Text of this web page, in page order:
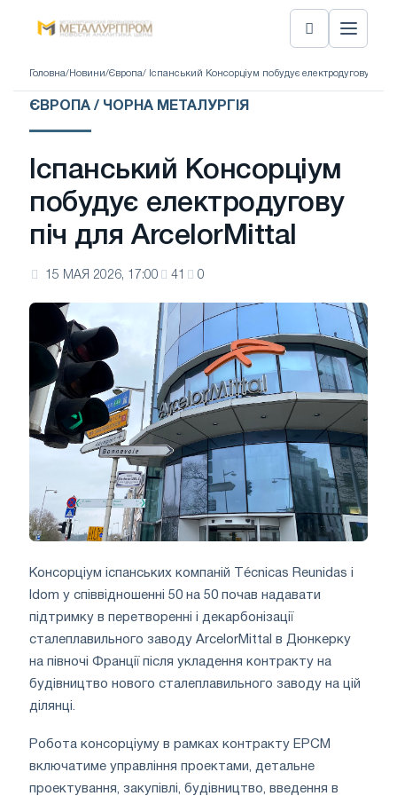
Головна/ Новини/Європа/ Іспанський Консорціум побудує електродугову піч
ЄВРОПА / ЧОРНА МЕТАЛУРГІЯ
Іспанський Консорціум
побудує електродугову
піч для ArcelorMittal
15 МАЯ 2026, 17:00 41 0
Консорціум іспанських компаній Técnicas Reunidas і
Idom у співвідношенні 50 на 50 почав надавати
підтримку в перетворенні і декарбонізації
сталеплавильного заводу ArcelorMittal в Дюнкерку
на півночі Франції після укладення контракту на
будівництво нового сталеплавильного заводу на цій
ділянці.
Робота консорціуму в рамках контракту EPCM
включатиме управління проектами, детальне
проектування, закупівлі, будівництво, введення в